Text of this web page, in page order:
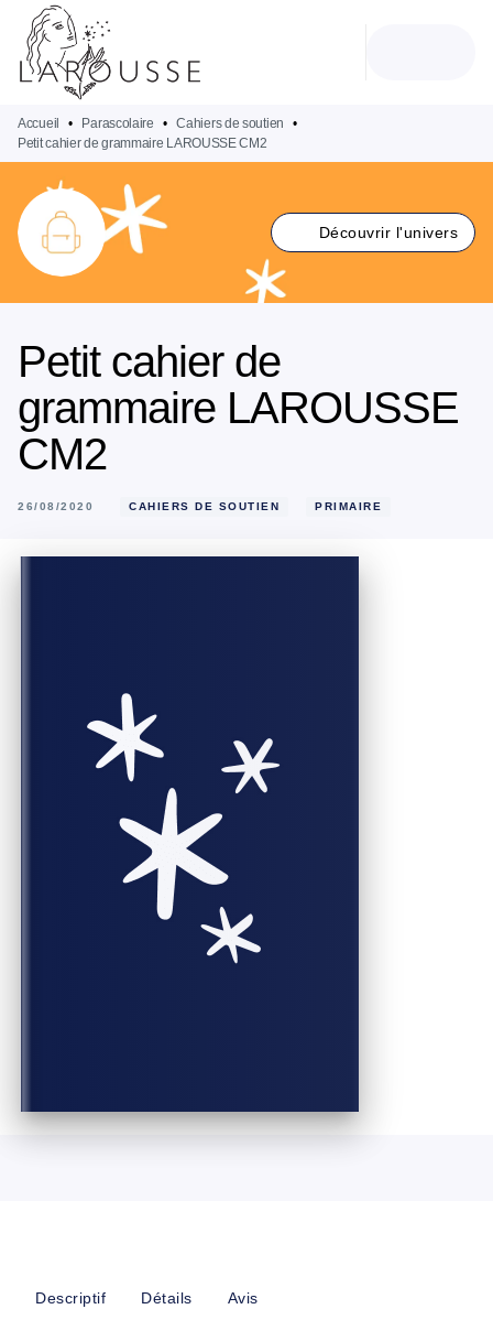
MENU
PIED DE PAGE
Accueil • Parascolaire • Cahiers de soutien
•
Petit cahier de grammaire LAROUSSE CM2
Découvrir l'univers
Petit cahier de
grammaire LAROUSSE
CM2
26/08/2020 CAHIERS DE SOUTIEN PRIMAIRE
Descriptif Détails Avis